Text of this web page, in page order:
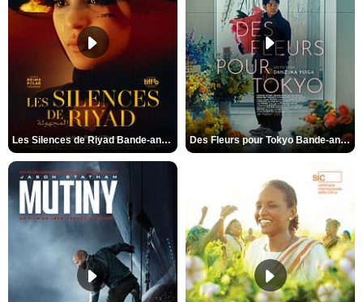
Les Silences de Riyad Bande-annonce VO STFR Des Fleurs pour Tokyo Bande-annonce VO STFR